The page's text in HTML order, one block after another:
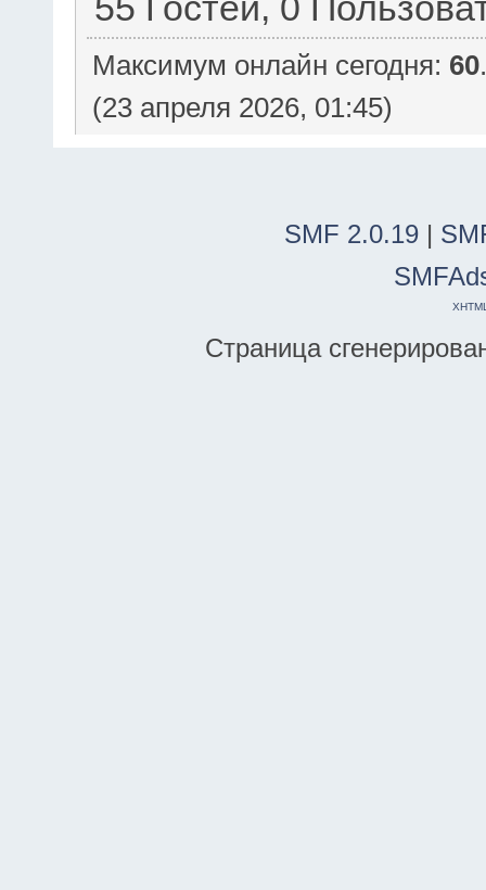
55 Гостей, 0
Максимум онлайн сегодня: 60
(23 апреля 2026, 01:45)
SMF 2.0.19 |
Страница